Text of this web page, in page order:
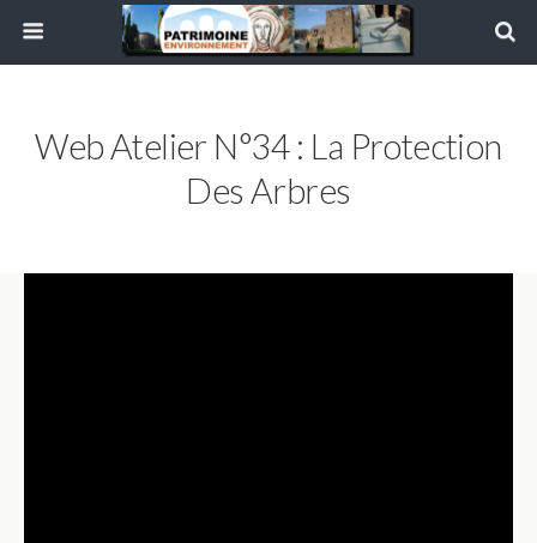
Web Atelier N°34 : La Protection
Des Arbres